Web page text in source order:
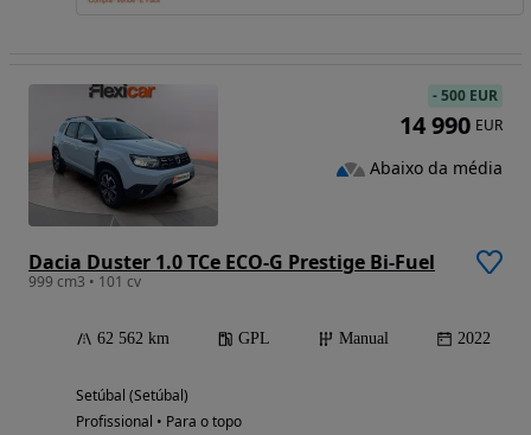
Dacia Duster 1.0 TCe ECO-G Prestige Bi-Fuel
999 cm3 • 101 cv
62 562 km GPL Manual 2022
Setúbal (Setúbal)
Profissional • Para o topo
-500 EUR
14 990 EUR
Abaixo da média